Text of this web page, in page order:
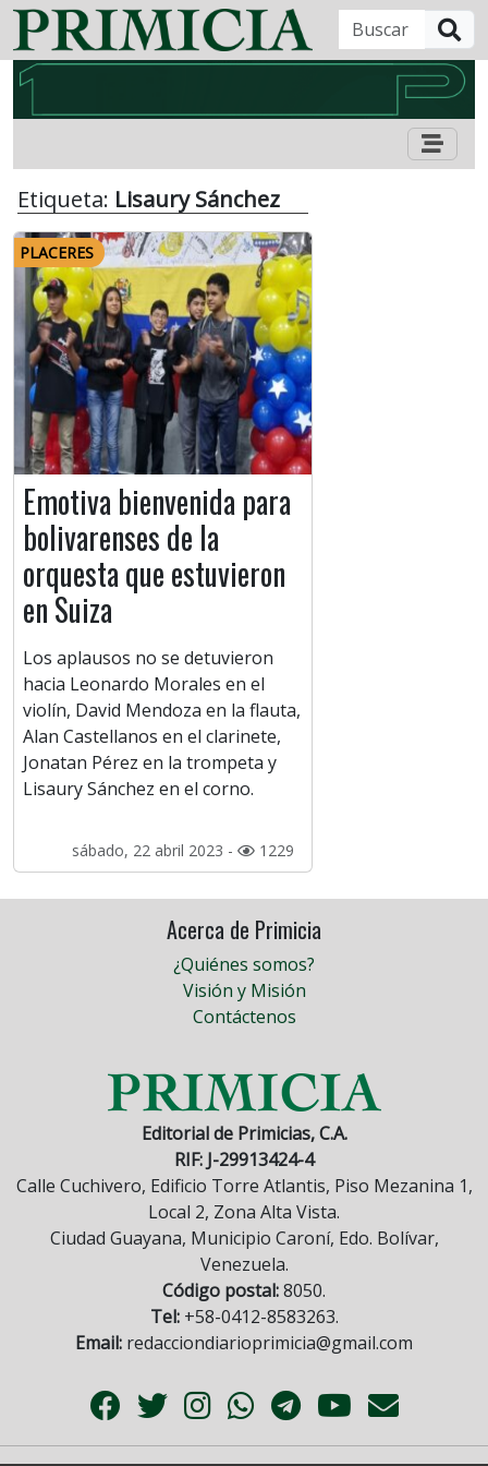
Etiqueta: Lisaury Sánchez
PLACERES
Emotiva bienvenida para
bolivarenses de la
orquesta que estuvieron
en Suiza
Los aplausos no se detuvieron
hacia Leonardo Morales en el
violín, David Mendoza en la flauta,
Alan Castellanos en el clarinete,
Jonatan Pérez en la trompeta y
Lisaury Sánchez en el corno.
sábado, 22 abril 2023 - 1229
Acerca de Primicia
¿Quiénes somos?
Visión y Misión
Contáctenos
Editorial de Primicias, C.A.
RIF: J-29913424-4
Calle Cuchivero, Edificio Torre Atlantis, Piso Mezanina 1,
Local 2, Zona Alta Vista.
Ciudad Guayana, Municipio Caroní, Edo. Bolívar,
Venezuela.
Código postal:8050.
Tel:+58-0412-8583263.
Email: redacciondiarioprimicia@gmail.com